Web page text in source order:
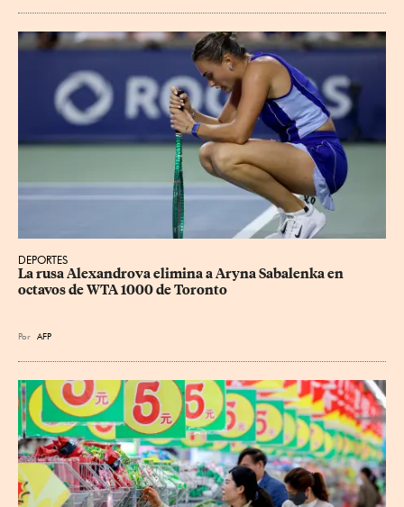
DEPORTES
La rusa Alexandrova elimina a Aryna Sabalenka en
octavos de WTA 1000 de Toronto
Por AFP